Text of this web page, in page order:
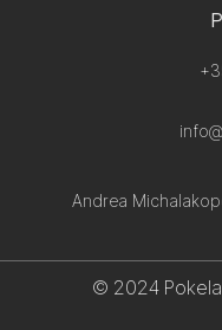
Andrea
© 2024